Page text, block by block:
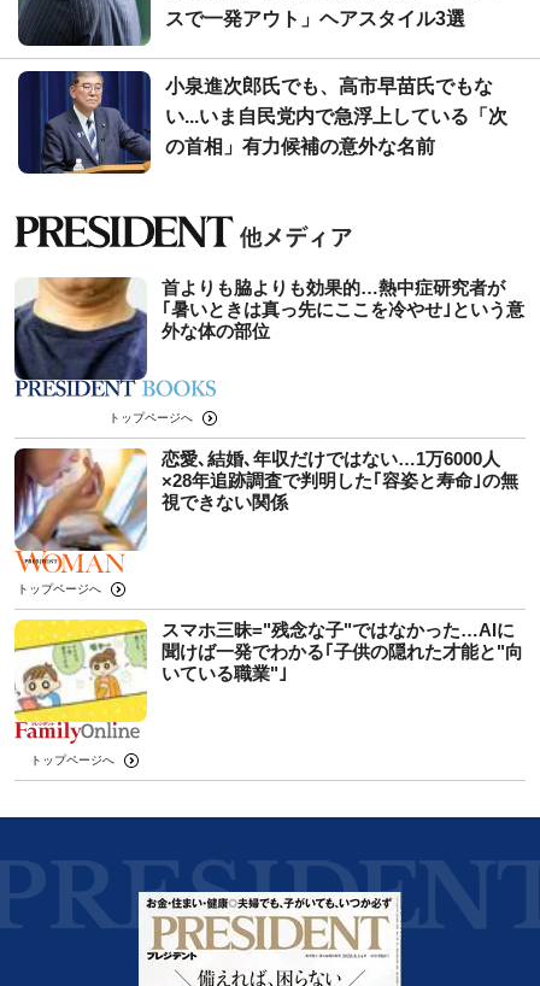
スで一発アウト」ヘアスタイル3選
小泉進次郎氏でも、高市早苗氏でもな
い...いま自民党内で急浮上している「次
の首相」有力候補の意外な名前
首よりも脇よりも効果的…熱中症研究者が
｢暑いときは真っ先にここを冷やせ｣という意
外な体の部位
トップページへ
恋愛､結婚､年収だけではない…1万6000人
×28年追跡調査で判明した｢容姿と寿命｣の無
視できない関係
トップページへ
スマホ三昧="残念な子"ではなかった…AIに
聞けば一発でわかる｢子供の隠れた才能と"向
いている職業"｣
トップページへ